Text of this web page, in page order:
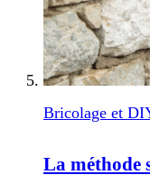
Bricolage et
La méthode